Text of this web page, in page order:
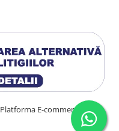
Platforma E-commerce by